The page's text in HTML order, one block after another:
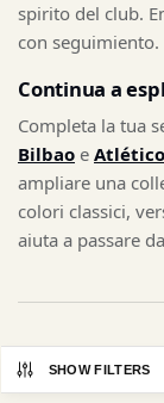
spirito del club.
con seguimiento.
Continua a
Completa la tua
Bilbao e
ampliare una
colori classici,
aiuta a passare
SHOW FILTERS